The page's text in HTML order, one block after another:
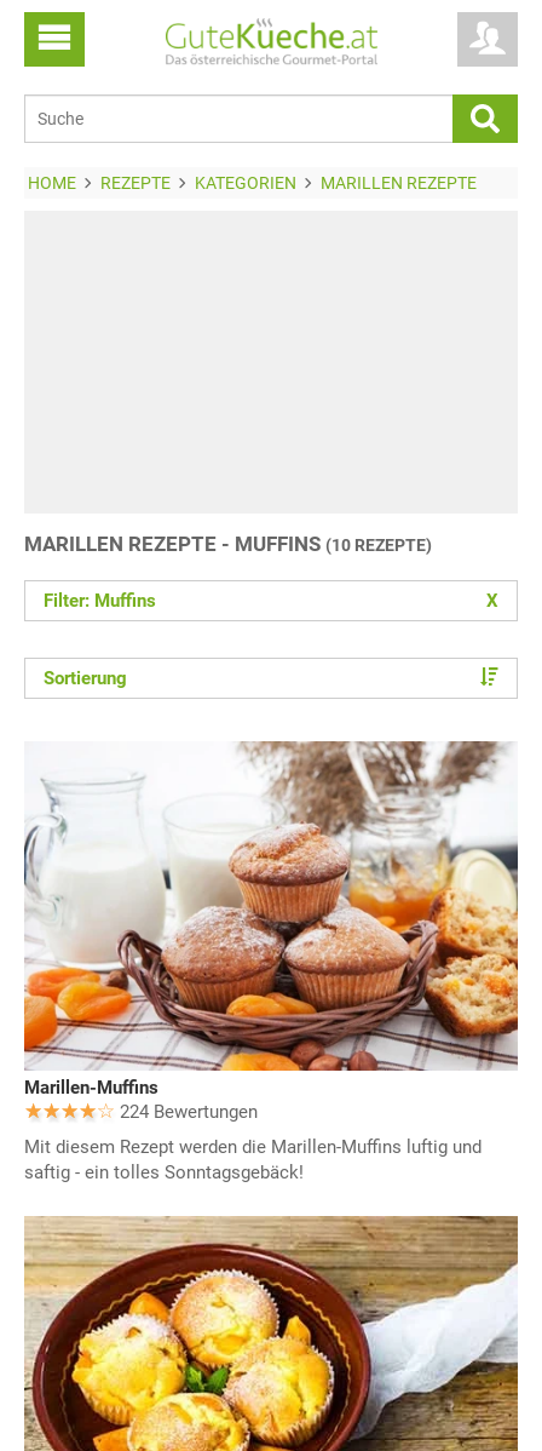
HOME REZEPTE KATEGORIEN MARILLEN REZEPTE
MARILLEN REZEPTE - MUFFINS (10 REZEPTE)
Filter: Muffins X
Sortierung
Marillen-Muffins
224 Bewertungen
Mit diesem Rezept werden die Marillen-Muffins luftig und
saftig - ein tolles Sonntagsgebäck!